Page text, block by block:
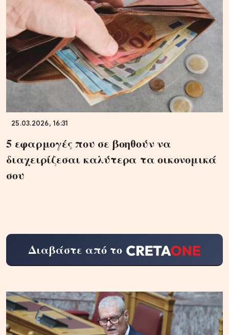
25.03.2026, 16:31
5 εφαρμογές που σε βοηθούν να
διαχειρίζεσαι καλύτερα τα οικονομικά
σου
Διαβάστε από το